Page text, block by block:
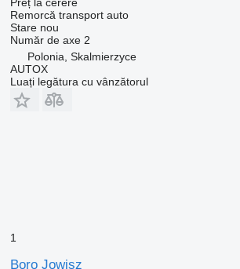
Remorcă transport auto
Starenou
Număr de axe 2
Polonia, Skalmierzyce
AUTOX
Luați legătura cu vânzătorul
1
Boro Jowisz